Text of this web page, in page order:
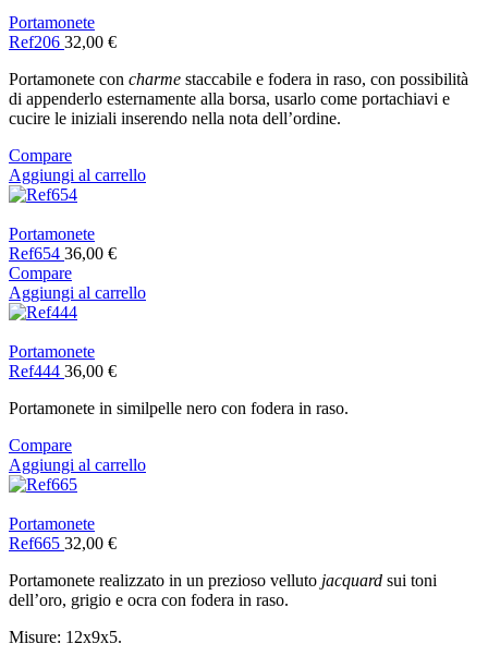
Portamonete
Ref206 32,00 €
Portamonete con charme staccabile e fodera in raso, con possibilità
di appenderlo esternamente alla borsa, usarlo come portachiavi e
cucire le iniziali inserendo nella nota dell’ordine.
Compare
Aggiungi al carrello
Portamonete
Ref654 36,00 €
Compare
Aggiungi al carrello
Portamonete
Ref444 36,00 €
Portamonete in similpelle nero con fodera in raso.
Compare
Aggiungi al carrello
Portamonete
Ref665 32,00 €
Portamonete realizzato in un prezioso velluto jacquard sui toni
dell’oro, grigio e ocra con fodera in raso.
Misure: 12x9x5.